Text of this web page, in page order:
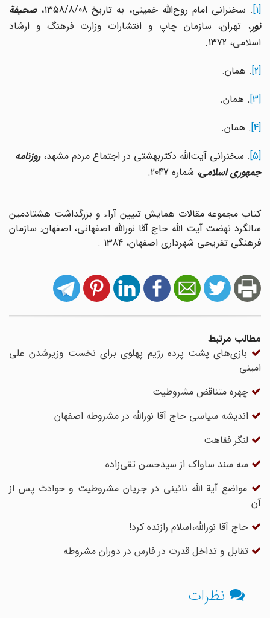
. سخنرانى امام روح‌اللّه خمینى، به تاریخ 1358/8/08،
صحیفة
نور، تهران، سازمان چاپ و انتشارات وزارت فرهنگ و ارشاد
اسلامى، 1372.
. همان.
. همان.
. همان.
. سخنرانى آیت‌اللّه دکتربهشتى در اجتماع مردم مشهد،روزنامه
جمهورى اسلامى،شماره 2047.
کتاب مجموعه مقالات همایش تبیین آراء و بزرگداشت هشتادمین
سالگرد نهضت آیت الله حاج آقا نورالله اصفهانی، اصفهان: سازمان
فرهنگی تفریحی شهرداری اصفهان، 1384 .
مطالب مرتبط
بازی‌های پشت پرده رژیم پهلوی برای نخست وزیرشدن علی
امینی
چهره متناقض مشروطیت
اندیشه سیاسى حاج آقا نوراللّه در مشروطه اصفهان
لنگر فقاهت
سه سند ساواک از سیدحسن تقی‌زاده
مواضع آیة اللّه نائینى در جریان مشروطیت و حوادث پس از
آن
حاج آقا نورالله،اسلام رازنده کرد!
تقابل و تداخل قدرت در فارس در دوران مشروطه
نظرات